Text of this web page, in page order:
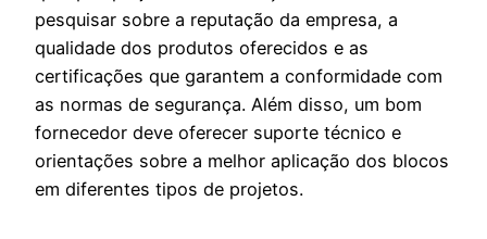
pesquisar sobre a reputação da empresa, a
qualidade dos produtos oferecidos e as
certificações que garantem a conformidade com
as normas de segurança. Além disso, um bom
fornecedor deve oferecer suporte técnico e
orientações sobre a melhor aplicação dos blocos
em diferentes tipos de projetos.